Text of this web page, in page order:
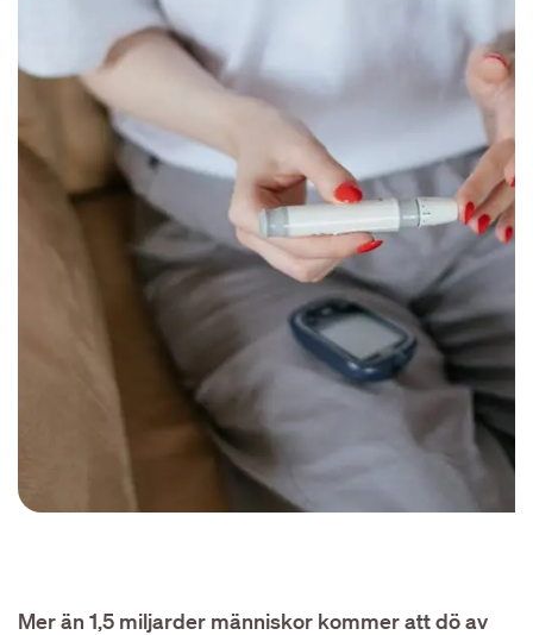
Mer än 1,5 miljarder människor kommer att dö av